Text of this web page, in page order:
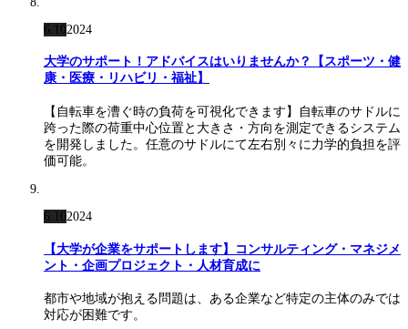
6.102024
大学のサポート！アドバイスはいりませんか？【スポーツ・健
康・医療・リハビリ・福祉】
【自転車を漕ぐ時の負荷を可視化できます】自転車のサドルに
跨った際の荷重中心位置と大きさ・方向を測定できるシステム
を開発しました。任意のサドルにて左右別々に力学的負担を評
価可能。
6.102024
【大学が企業をサポートします】コンサルティング・マネジメ
ント・企画プロジェクト・人材育成に
都市や地域が抱える問題は、ある企業など特定の主体のみでは
対応が困難です。